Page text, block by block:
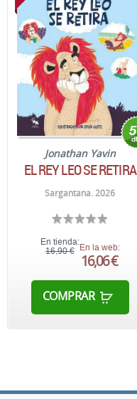
Jonathan Yavin
EL REY LEO SE RETIRA
Sargantana. 2026
En tienda:
16,90 € En la web:
16,06 €
COMPRAR